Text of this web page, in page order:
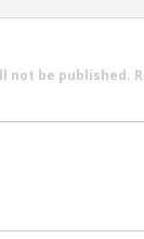
not be published.